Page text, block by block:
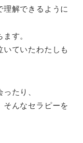
解できるように
す。
ていたわたしも
たり、
そんなセラピーを